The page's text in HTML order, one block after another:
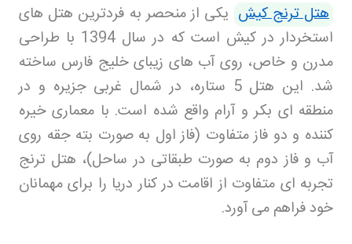
هتل ترنج کیش یکی از منحصر به فردترین هتل های
استخردار در کیش است که در سال 1394 با طراحی
مدرن و خاص، روی آب های زیبای خلیج فارس ساخته
شد. این هتل 5 ستاره، در شمال غربی جزیره و در
منطقه ای بکر و آرام واقع شده است. با معماری خیره
کننده و دو فاز متفاوت (فاز اول به صورت بته جقه روی
آب و فاز دوم به صورت طبقاتی در ساحل)، هتل ترنج
تجربه ای متفاوت از اقامت در کنار دریا را برای مهمانان
خود فراهم می آورد.